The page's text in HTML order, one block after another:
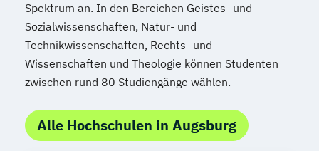
Spektrum an. In den Bereichen Geistes- und
Sozialwissenschaften, Natur- und
Technikwissenschaften, Rechts- und
Wissenschaften und Theologie können Studenten
zwischen rund 80 Studiengänge wählen.
Alle Hochschulen in Augsburg